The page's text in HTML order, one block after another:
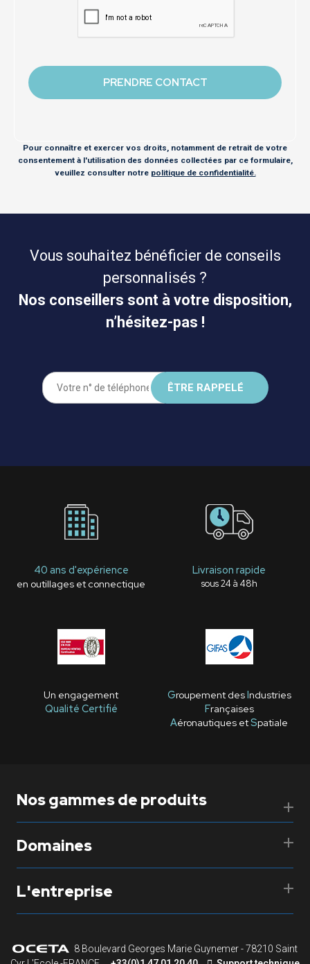
Pour connaître et exercer vos droits, notamment de retrait de votre
consentement à l'utilisation des données collectées par ce formulaire,
veuillez consulter notre politique de confidentialité.
Vous souhaitez bénéficier de conseils
personnalisés ?
Nos conseillers sont à votre disposition,
n’hésitez-pas !
40 ans d'expérience
en outillages et connectique
Livraison rapide
sous 24 à 48h
Un engagement
Qualité Certifié
Groupement desIndustries
Françaises
Aéronautiques etSpatiale
Nos gammes de produits
Domaines
L'entreprise
8 Boulevard Georges Marie Guynemer - 78210 Saint